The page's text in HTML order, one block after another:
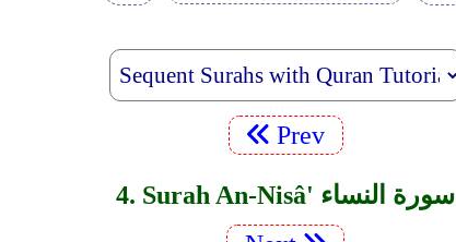
Prev
4. Surah An-Nisâ' سورة النساء